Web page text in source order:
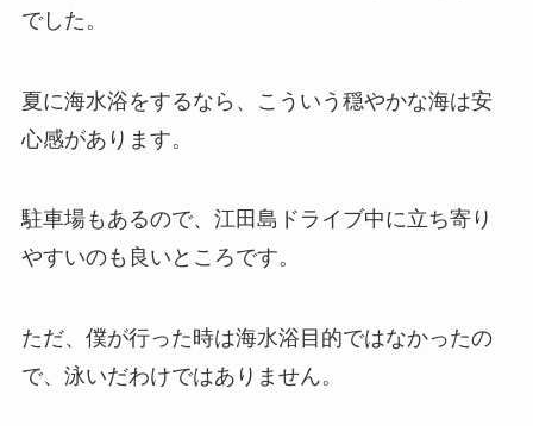
でした。
夏に海水浴をするなら、こういう穏やかな海は安
心感があります。
駐車場もあるので、江田島ドライブ中に立ち寄り
やすいのも良いところです。
ただ、僕が行った時は海水浴目的ではなかったの
で、泳いだわけではありません。